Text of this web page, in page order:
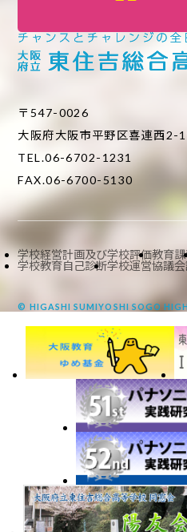
〒547-0026
大阪府大阪市平野区喜連西2-
TEL.06-6702-1231
FAX.06-6700-5130
学校経営計画及び学校評価教育
学校教育自己診断学校運営協議
© HIGASHI SUMIYOSHI SOGO